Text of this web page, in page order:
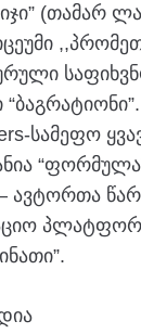
(თამარ
სამეფო
ავტორთა